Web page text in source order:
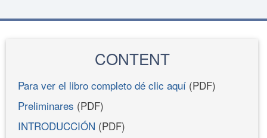
CONTENT
Para ver el libro completo dé clic aquí (PDF)
Preliminares (PDF)
INTRODUCCIÓN (PDF)